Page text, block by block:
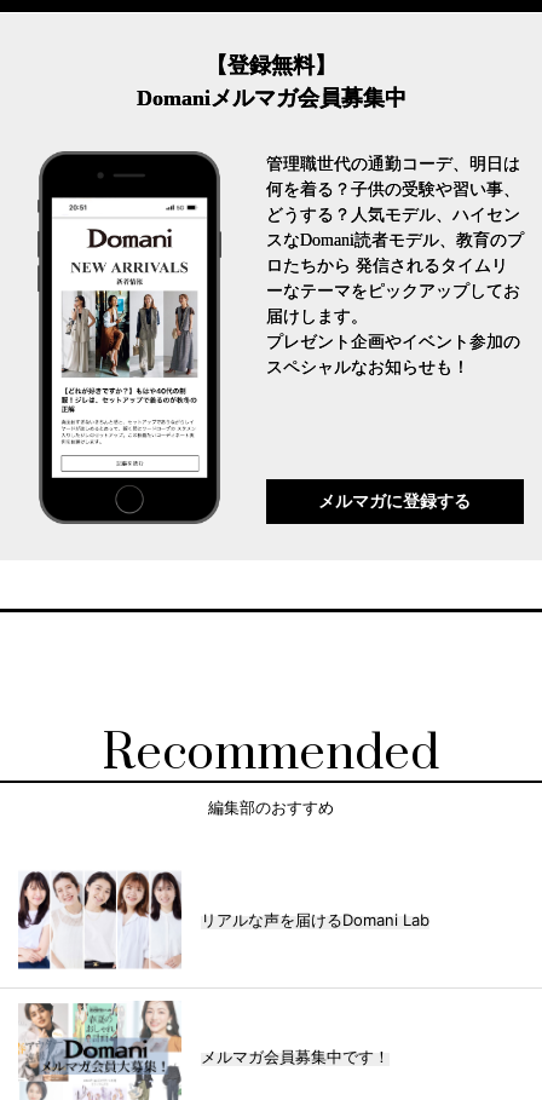
【登録無料】
Domaniメルマガ会員募集中
管理職世代の通勤コーデ、明日は
何を着る？子供の受験や習い事、
どうする？人気モデル、ハイセン
スなDomani読者モデル、教育のプ
ロたちから 発信されるタイムリ
ーなテーマをピックアップしてお
届けします。
プレゼント企画やイベント参加の
スペシャルなお知らせも！
メルマガに登録する
Recommended
編集部のおすすめ
リアルな声を届けるDomani Lab
メルマガ会員募集中です！